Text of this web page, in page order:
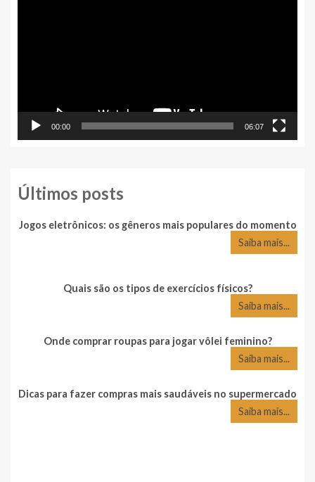
00:00 06:07
Últimos posts
Jogos eletrônicos: os gêneros mais populares do momento
Saiba mais...
Quais são os tipos de exercícios físicos?
Saiba mais...
Onde comprar roupas para jogar vôlei feminino?
Saiba mais...
Dicas para fazer compras mais saudáveis no supermercado
Saiba mais...